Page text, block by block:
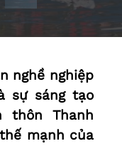
nghề nghiệp
sự sáng tạo
thôn Thanh
mạnh của